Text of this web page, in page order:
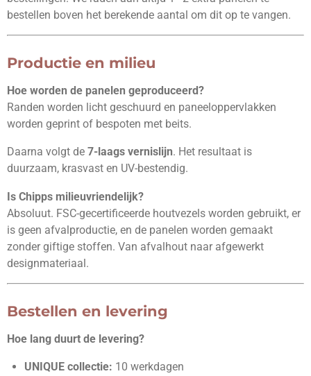
bestellen boven het berekende aantal om dit op te vangen.
Productie en milieu
Hoe worden de panelen geproduceerd?
Randen worden licht geschuurd en paneeloppervlakken
worden geprint of bespoten met beits.
Daarna volgt de 7-laags vernislijn. Het resultaat is
duurzaam, krasvast en UV-bestendig.
Is Chipps milieuvriendelijk?
Absoluut. FSC-gecertificeerde houtvezels worden gebruikt, er
is geen afvalproductie, en de panelen worden gemaakt
zonder giftige stoffen. Van afvalhout naar afgewerkt
designmateriaal.
Bestellen en levering
Hoe lang duurt de levering?
UNIQUE collectie: 10 werkdagen